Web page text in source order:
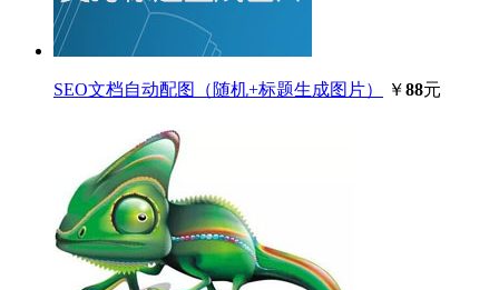
SEO文档自动配图（随机+标题生成图片） ￥88元